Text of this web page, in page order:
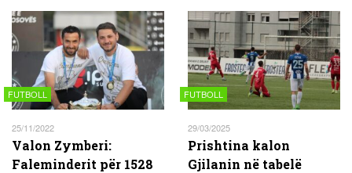
FUTBOLL
25/11/2022
Valon Zymberi:
Faleminderit për 1528
FUTBOLL
29/03/2025
Prishtina kalon
Gjilanin në tabelë